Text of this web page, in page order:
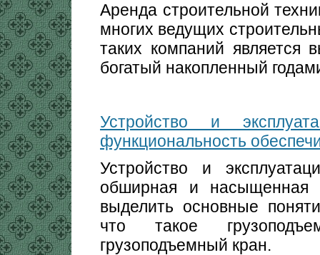
Аренда строительной
многих ведущих
таких компаний является
богатый накопленный
Устройство и
функциональность
Устройство и
обширная и насыщенная
выделить основные
что такое
грузоподъемный кран.